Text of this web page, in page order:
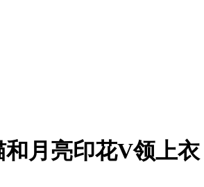
月亮印花V领上衣